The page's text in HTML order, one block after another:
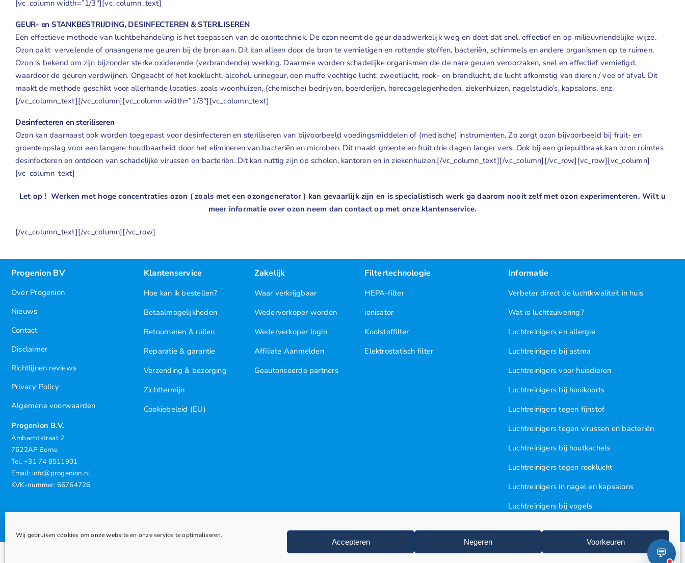
Wij gebruiken cookies om onze website en onze service te optimaliseren.
Accepteren Negeren Voorkeuren
[vc_column width=”1/3″][vc_column_text]
GEUR- en STANKBESTRIJDING, DESINFECTEREN & STERILISEREN
Een effectieve methode van luchtbehandeling is het toepassen van de ozontechniek. De ozon neemt de geur daadwerkelijk weg en doet dat snel, effectief en op milieuvriendelijke wijze.
Ozon pakt vervelende of onaangename geuren bij de bron aan. Dit kan alleen door de bron te vernietigen en rottende stoffen, bacteriën, schimmels en andere organismen op te ruimen.
Ozon is bekend om zijn bijzonder sterke oxiderende (verbrandende) werking. Daarmee worden schadelijke organismen die de nare geuren veroorzaken, snel en effectief vernietigd,
waardoor de geuren verdwijnen. Ongeacht of het kooklucht, alcohol. urinegeur, een muffe vochtige lucht, zweetlucht, rook- en brandlucht, de lucht afkomstig van dieren / vee of afval. Dit
maakt de methode geschikt voor allerhande locaties, zoals woonhuizen, (chemische) bedrijven, boerderijen, horecagelegenheden, ziekenhuizen, nagelstudio’s, kapsalons, enz.
[/vc_column_text][/vc_column][vc_column width=”1/3″][vc_column_text]
Desinfecteren en steriliseren
Ozon kan daarnaast ook worden toegepast voor desinfecteren en steriliseren van bijvoorbeeld voedingsmiddelen of (medische) instrumenten. Zo zorgt ozon bijvoorbeeld bij fruit- en
groenteopslag voor een langere houdbaarheid door het elimineren van bacteriën en microben. Dit maakt groente en fruit drie dagen langer vers. Ook bij een griepuitbraak kan ozon ruimtes
desinfecteren en ontdoen van schadelijke virussen en bacteriën. Dit kan nuttig zijn op scholen, kantoren en in ziekenhuizen.[/vc_column_text][/vc_column][/vc_row][vc_row][vc_column]
[vc_column_text]
Let op ! Werken met hoge concentraties ozon ( zoals met een ozongenerator ) kan gevaarlijk zijn en is specialistisch werk ga daarom nooit zelf met ozon experimenteren. Wilt u
meer informatie over ozon neem dan contact op met onze klantenservice.
[/vc_column_text][/vc_column][/vc_row]
Progenion BV
Over Progenion
Nieuws
Contact
Disclaimer
Richtlijnen reviews
Privacy Policy
Algemene voorwaarden
Progenion B.V.
Ambachtstraat 2
7622AP Borne
Tel. +31 74 8511901
Email: info@progenion.nl
KVK-nummer: 66764726
Klantenservice
Hoe kan ik bestellen?
Betaalmogelijkheden
Retourneren & ruilen
Reparatie & garantie
Verzending & bezorging
Zichttermijn
Cookiebeleid (EU)
Zakelijk
Waar verkrijgbaar
Wederverkoper worden
Wederverkoper login
Affiliate Aanmelden
Geautoriseerde partners
Filtertechnologie
HEPA-filter
ionisator
Koolstoffilter
Elektrostatisch filter
Informatie
Verbeter direct de luchtkwaliteit in huis
Wat is luchtzuivering?
Luchtreinigers en allergie
Luchtreinigers bij astma
Luchtreinigers voor huisdieren
Luchtreinigers bij hooikoorts
Luchtreinigers tegen fijnstof
Luchtreinigers tegen virussen en bacteriën
Luchtreinigers bij houtkachels
Luchtreinigers tegen rooklucht
Luchtreinigers in nagel en kapsalons
Luchtreinigers bij vogels
💬